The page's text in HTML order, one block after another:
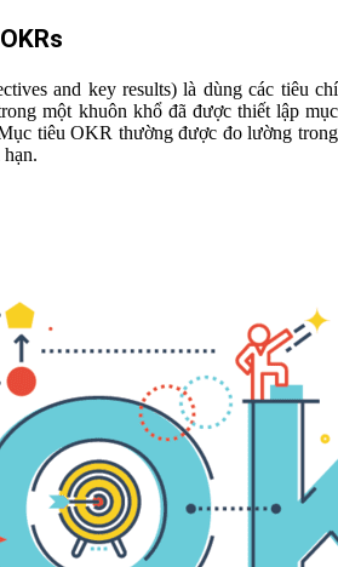
and key results) là dùng các tiêu chí
một khuôn khổ đã được thiết lập mục
tiêu OKR thường được đo lường trong